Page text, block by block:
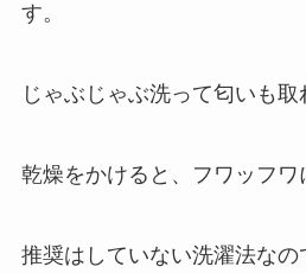
す。
じゃぶじゃぶ洗って匂いも取
乾燥をかけると、フワッフワ
推奨はしていない洗濯法なの